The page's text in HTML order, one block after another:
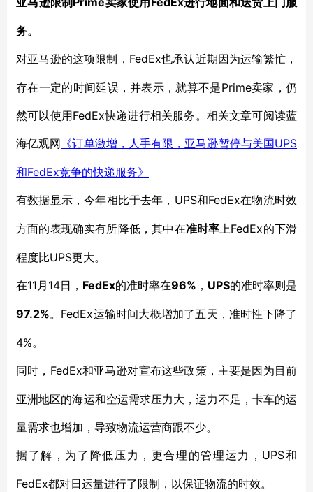
亚马逊限制
务。
对亚马逊的这项限制， FedEx也承认近期因为运输繁忙，
存在一定的时间延误，并表示，就算不是Prime卖家，仍
然可以使用FedEx快递进行相关服务。相关文章可阅读蓝
海亿观网 《订单激增，人手有限，亚马逊暂停与美国UPS
和FedEx竞争的快递服务》
有数据显示，今年相比于去年， UPS和FedEx在物流时效
方面的表现确实有所降低，其中在准时率 上FedEx的下滑
程度比UPS更大。
在11月14日， FedEx的准时率在96% ， UPS的准时率则是
97.2%。 FedEx运输时间大概增加了五天，准时性下降了
4%。
同时， FedEx和亚马逊对宣布这些政策，主要是因为目前
亚洲地区的海运和空运需求压力大，运力不足，卡车的运
量需求也增加，导致物流运营商跟不少。
据了解，为了降低压力，更合理的管理运力， UPS和
FedEx都对日运量进行了限制，以保证物流的时效。